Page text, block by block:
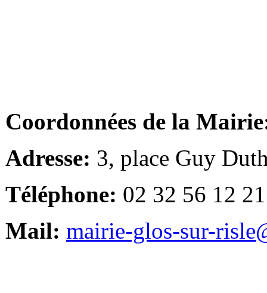
Coordonnées de la
Adresse: 3, place Guy
Téléphone: 02 32 56 12 21
Mail: mairie-glos-sur-